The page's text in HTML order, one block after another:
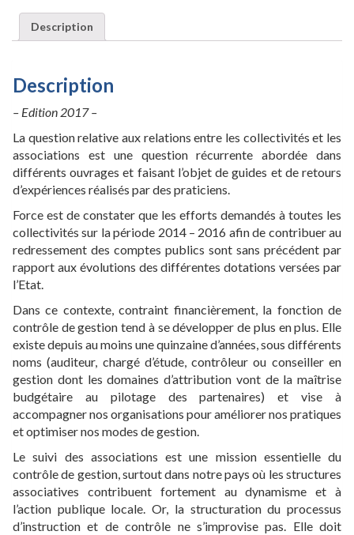
et
collectivités
numérique)
quantity
Description
Description
– Edition 2017 –
La question relative aux relations entre les collectivités et les
associations est une question récurrente abordée dans
différents ouvrages et faisant l’objet de guides et de retours
d’expériences réalisés par des praticiens.
Force est de constater que les efforts demandés à toutes les
collectivités sur la période 2014 – 2016 afin de contribuer au
redressement des comptes publics sont sans précédent par
rapport aux évolutions des différentes dotations versées par
l’Etat.
Dans ce contexte, contraint financièrement, la fonction de
contrôle de gestion tend à se développer de plus en plus. Elle
existe depuis au moins une quinzaine d’années, sous différents
noms (auditeur, chargé d’étude, contrôleur ou conseiller en
gestion dont les domaines d’attribution vont de la maîtrise
budgétaire au pilotage des partenaires) et vise à
accompagner nos organisations pour améliorer nos pratiques
et optimiser nos modes de gestion.
Le suivi des associations est une mission essentielle du
contrôle de gestion, surtout dans notre pays où les structures
associatives contribuent fortement au dynamisme et à
l’action publique locale. Or, la structuration du processus
d’instruction et de contrôle ne s’improvise pas. Elle doit